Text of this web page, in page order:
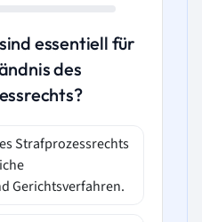
essentiell für
des
Strafprozessrechts
Gerichtsverfahren.